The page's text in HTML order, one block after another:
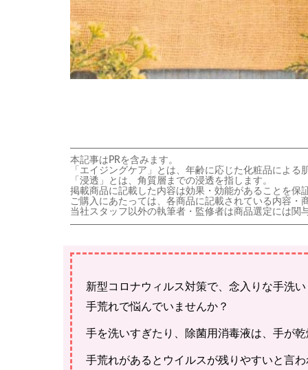
本記事はPRを含みます。
「エイジングケア」とは、年齢に応じた化粧品による
「浸透」とは、角質層までの浸透を指します。
掲載商品に記載した内容は効果・効能があることを保
ご購入にあたっては、各商品に記載されている内容・
当社スタッフ以外の執筆者・監修者は商品選定には関
新型コロナウィルス対策で、念入りな手洗
手荒れで悩んでいませんか？
手を洗いすぎたり、除菌用消毒液は、手が
手荒れがあるとウイルスが残りやすいと言